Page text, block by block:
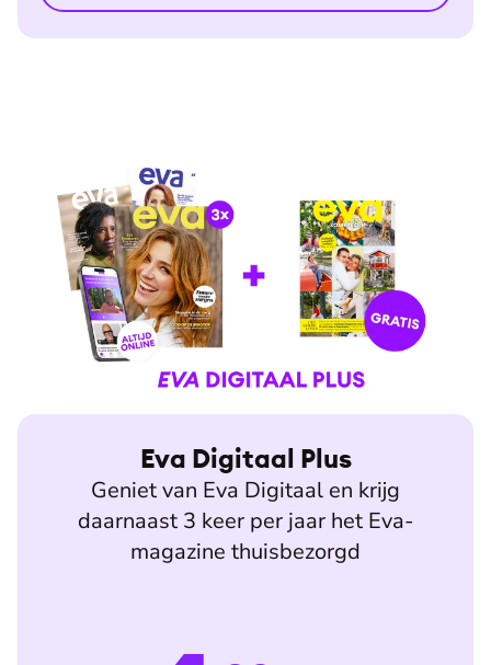
Eva Digitaal Plus
Geniet van Eva Digitaal en krijg
daarnaast 3 keer per jaar het Eva-
magazine thuisbezorgd